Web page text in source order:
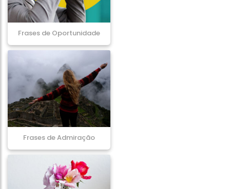
Frases de Oportunidade
Frases de Admiração